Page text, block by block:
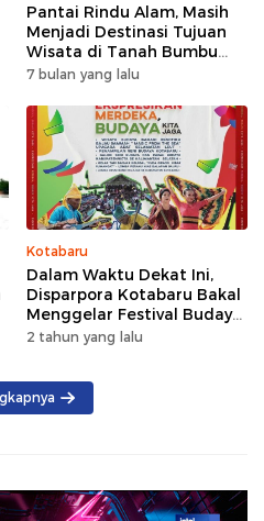
Pantai Rindu Alam, Masih
Menjadi Destinasi Tujuan
Wisata di Tanah Bumbu
dengan Rindangnya Pohon
7 bulan yang lalu
Kotabaru
Dalam Waktu Dekat Ini,
Disparpora Kotabaru Bakal
Menggelar Festival Budaya
Saijaan 2024
2 tahun yang lalu